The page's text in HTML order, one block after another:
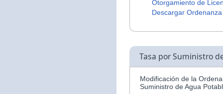
Otorgamiento de
Descargar Ordenanza
Tasa por Suministro
Modificación de la
Suministro de Agua